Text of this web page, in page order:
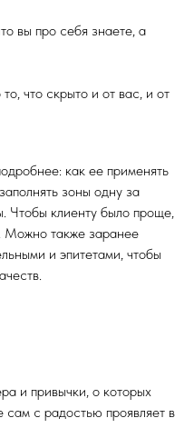
вы про себя знаете, а
что скрыто и от вас, и от
как ее применять
зоны одну за
Чтобы клиенту было проще,
Можно также заранее
и эпитетами, чтобы
и привычки, о которых
сам с радостью проявляет в